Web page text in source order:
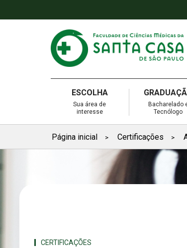
ESCOLHA
Sua área de
interesse
Bacharelado
Tecnólogo
Página inicial > Certificações >
CERTIFICAÇÕES